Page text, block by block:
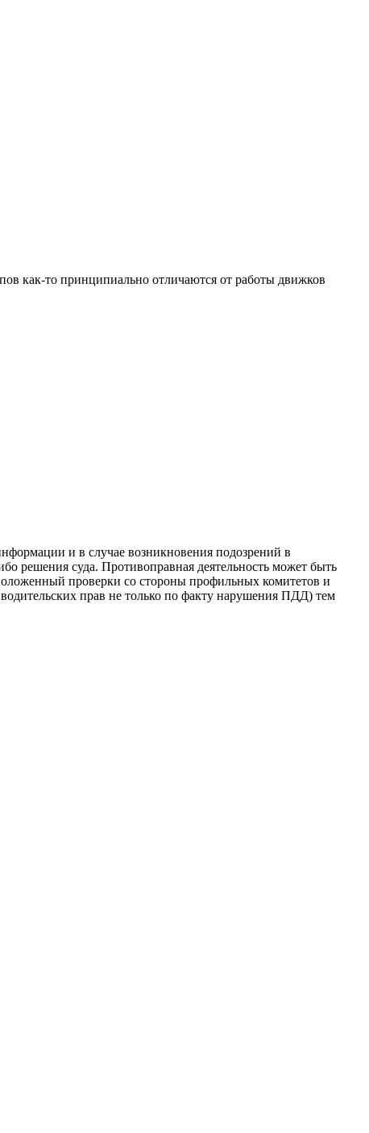
как-то принципиально отличаются от работы движков
и в случае возникновения подозрений в
решения суда. Противоправная деятельность может быть
проверки со стороны профильных комитетов и
прав не только по факту нарушения ПДД) тем